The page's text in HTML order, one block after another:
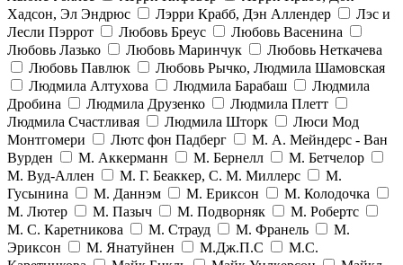
Хадсон, Эл Эндрюс
Лэрри Крабб, Дэн Аллендер
Лэс и
Лесли Пэррот
Любовь Бреус
Любовь Васенина
Любовь Лазько
Любовь Маринчук
Любовь Неткачева
Любовь Павлюк
Любовь Рычко, Людмила Шамовская
Людмила Алтухова
Людмила Барабаш
Людмила
Дробина
Людмила Друзенко
Людмила Плетт
Людмила Счастливая
Людмила Шторк
Люси Мод
Монтгомери
Лютс фон Падберг
М. А. Мейндерс - Ван
Вурден
М. Аккерманн М. Бернелл
М. Бетчелор
М. Вуд-Аллен
М. Г. Беаккер, С. М. Миллерс
М.
Гусынина
М. Даннэм М. Ериксон
М. Колодочка
М. Лютер
М. Пазыч М. Подворняк
М. Робертс
М. С. Каретникова
М. Страуд М. Франель
М.
Эриксон
М. Янатуйнен М.Дж.П.С
М.С.